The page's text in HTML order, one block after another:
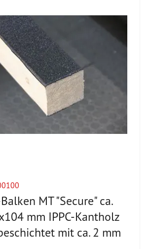
MT "Secure" ca.
mm IPPC-Kantholz
mit ca. 2 mm